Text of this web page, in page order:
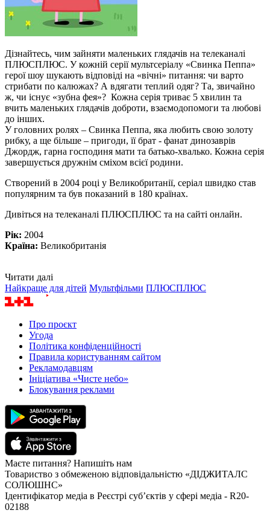
Дізнайтесь, чим зайняти маленьких глядачів на телеканалі
ПЛЮСПЛЮС. У кожній серії мультсеріалу «Свинка Пеппа»
герої шоу шукають відповіді на «вічні» питання: чи варто
стрибати по калюжах? А вдягати теплий одяг? Та, звичайно
ж, чи існує «зубна фея»? Кожна серія триває 5 хвилин та
вчить маленьких глядачів доброти, взаємодопомоги та любові
до інших.
У головних ролях – Свинка Пеппа, яка любить свою золоту
рибку, а ще більше – пригоди, її брат - фанат динозаврів
Джордж, гарна господиня мати та батько-хвалько. Кожна серія
завершується дружнім сміхом всієї родини.
Створений в 2004 році у Великобританії, серіал швидко став
популярним та був показаний в 180 країнах.
Дивіться на телеканалі ПЛЮСПЛЮС та на сайті онлайн.
Рік: 2004
Країна: Великобританія
Читати далі
Найкраще для дітей Мультфільми ПЛЮСПЛЮС
Про проєкт
Угода
Політика конфіденційності
Правила користуванням сайтом
Рекламодавцям
Ініціатива «Чисте небо»
Блокування реклами
Маєте питання? Напишіть нам
Товариство з обмеженою відповідальністю «ДІДЖИТАЛС
СОЛЮШНС»
Ідентифікатор медіа в Реєстрі суб’єктів у сфері медіа - R20-
02188